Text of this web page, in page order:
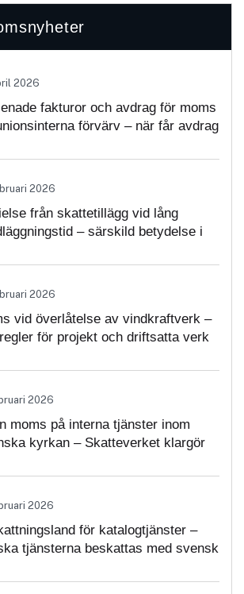
2026
fakturor och avdrag för moms
förvärv – när får avdrag
2026
från skattetillägg vid lång
– särskild betydelse i
2026
vid överlåtelse av vindkraftverk –
för projekt och driftsatta verk
2026
moms på interna tjänster inom
kyrkan – Skatteverket klargör
2026
för katalogtjänster –
tjänsterna beskattas med svensk